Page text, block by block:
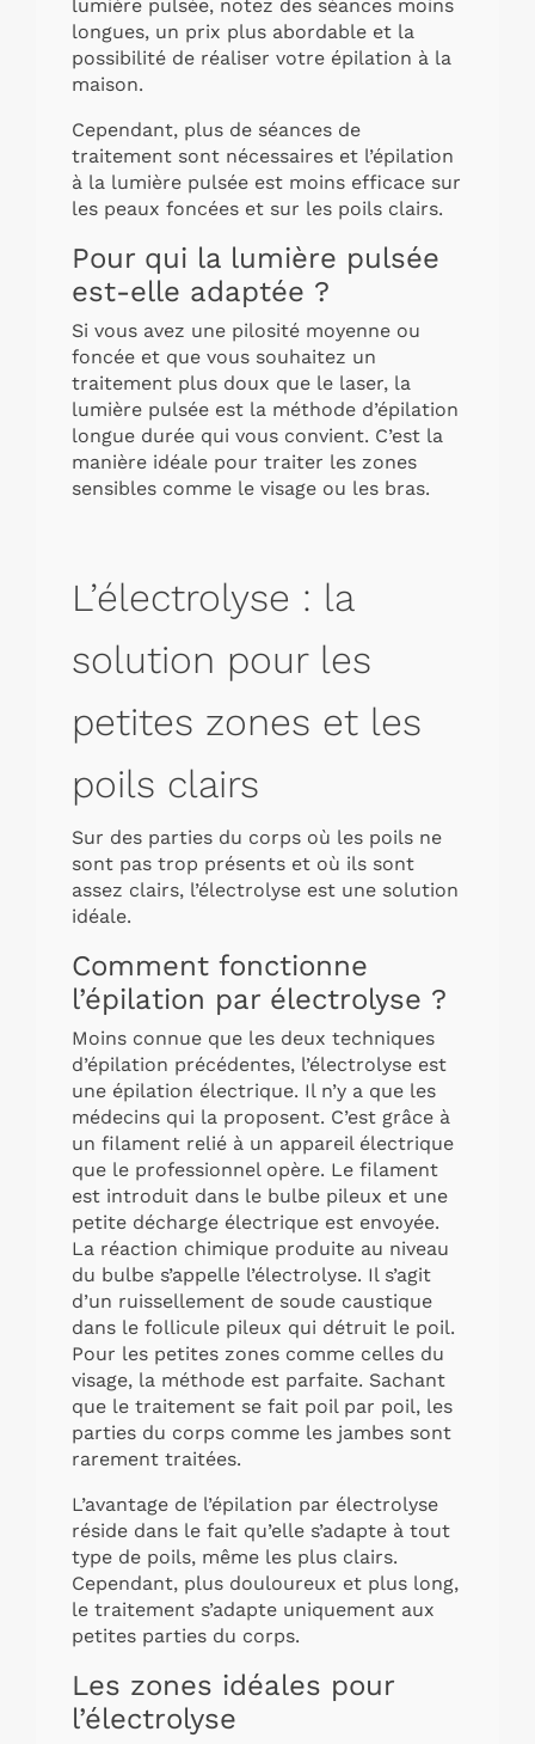
lumière pulsée, notez des séances moins
longues, un prix plus abordable et la
possibilité de réaliser votre épilation à la
maison.
Cependant, plus de séances de
traitement sont nécessaires et l’épilation
à la lumière pulsée est moins efficace sur
les peaux foncées et sur les poils clairs.
Pour qui la lumière pulsée
est-elle adaptée ?
Si vous avez une pilosité moyenne ou
foncée et que vous souhaitez un
traitement plus doux que le laser, la
lumière pulsée est la méthode d’épilation
longue durée qui vous convient. C’est la
manière idéale pour traiter les zones
sensibles comme le visage ou les bras.
L’électrolyse : la
solution pour les
petites zones et les
poils clairs
Sur des parties du corps où les poils ne
sont pas trop présents et où ils sont
assez clairs, l’électrolyse est une solution
idéale.
Comment fonctionne
l’épilation par électrolyse ?
Moins connue que les deux techniques
d’épilation précédentes, l’électrolyse est
une épilation électrique. Il n’y a que les
médecins qui la proposent. C’est grâce à
un filament relié à un appareil électrique
que le professionnel opère. Le filament
est introduit dans le bulbe pileux et une
petite décharge électrique est envoyée.
La réaction chimique produite au niveau
du bulbe s’appelle l’électrolyse. Il s’agit
d’un ruissellement de soude caustique
dans le follicule pileux qui détruit le poil.
Pour les petites zones comme celles du
visage, la méthode est parfaite. Sachant
que le traitement se fait poil par poil, les
parties du corps comme les jambes sont
rarement traitées.
L’avantage de l’épilation par électrolyse
réside dans le fait qu’elle s’adapte à tout
type de poils, même les plus clairs.
Cependant, plus douloureux et plus long,
le traitement s’adapte uniquement aux
petites parties du corps.
Les zones idéales pour
l’électrolyse